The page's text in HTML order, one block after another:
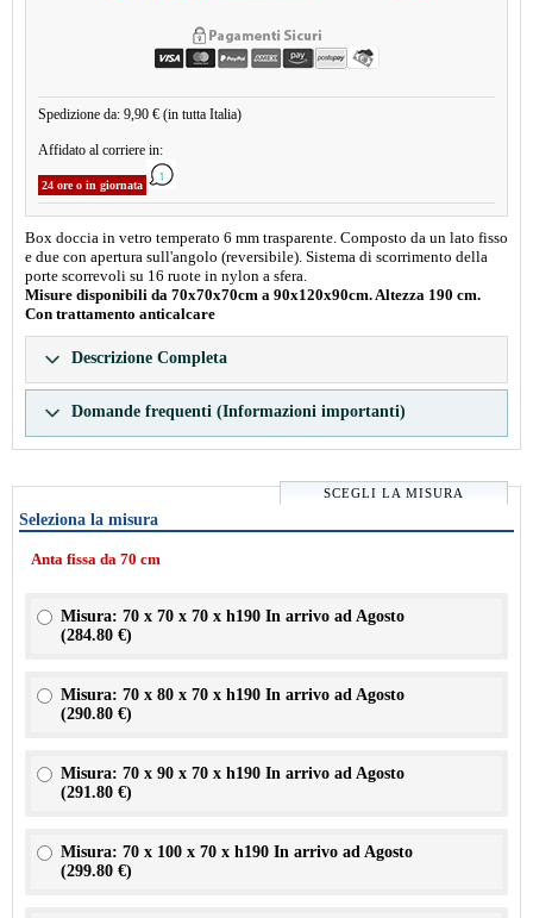
Spedizione da: 9,90 € (in tutta Italia)
Affidato al corriere in:
24 ore o in giornata
Box doccia in vetro temperato 6 mm trasparente. Composto da un lato fisso
e due con apertura sull'angolo (reversibile). Sistema di scorrimento della
porte scorrevoli su 16 ruote in nylon a sfera.
Misure disponibili da 70x70x70cm a 90x120x90cm. Altezza 190 cm.
Con trattamento anticalcare
Descrizione Completa
Domande frequenti (Informazioni importanti)
SCEGLI LA MISURA
Seleziona la misura
Anta fissa da 70 cm
Misura: 70 x 70 x 70 x h190 In arrivo ad Agosto
(284.80 €)
Misura: 70 x 80 x 70 x h190 In arrivo ad Agosto
(290.80 €)
Misura: 70 x 90 x 70 x h190 In arrivo ad Agosto
(291.80 €)
Misura: 70 x 100 x 70 x h190 In arrivo ad Agosto
(299.80 €)